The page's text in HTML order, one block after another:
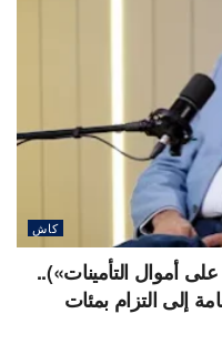
كاش
أموال التأمينات»)..
إلى التزام بمئات